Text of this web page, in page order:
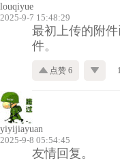
louqiyue
2025-9-7 15:48:29
最初上传的附
件。
点赞 6
yiyijiayuan
2025-9-8 05:54:45
友情回复。